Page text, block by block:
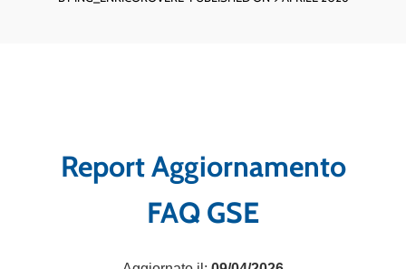
Report Aggiornamento
FAQ GSE